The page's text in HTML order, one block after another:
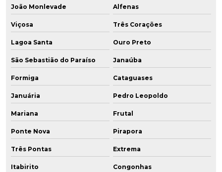
João Monlevade Alfenas
Viçosa Três Corações
Lagoa Santa Ouro Preto
São Sebastião do Paraíso Janaúba
Formiga Cataguases
Januária Pedro Leopoldo
Mariana Frutal
Ponte Nova Pirapora
Três Pontas Extrema
Itabirito Congonhas